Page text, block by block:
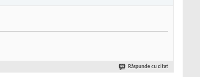
Răspunde cu citat